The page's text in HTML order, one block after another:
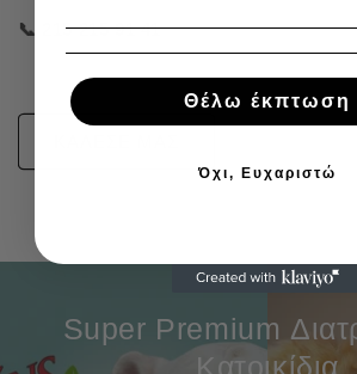
📞 215 215 91 41
Super Premium
Θέλω έκπτωση
Όχι, Ευχαριστώ